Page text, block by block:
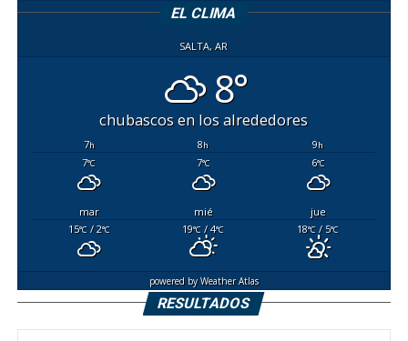
EL CLIMA
SALTA, AR
8°
chubascos en los alrededores
7h 8h 9h
7°C 7°C 6°C
mar mié
jue
15°C/ 2°C 19°C / 4°C 18°C / 5°C
powered byWeather Atlas
RESULTADOS